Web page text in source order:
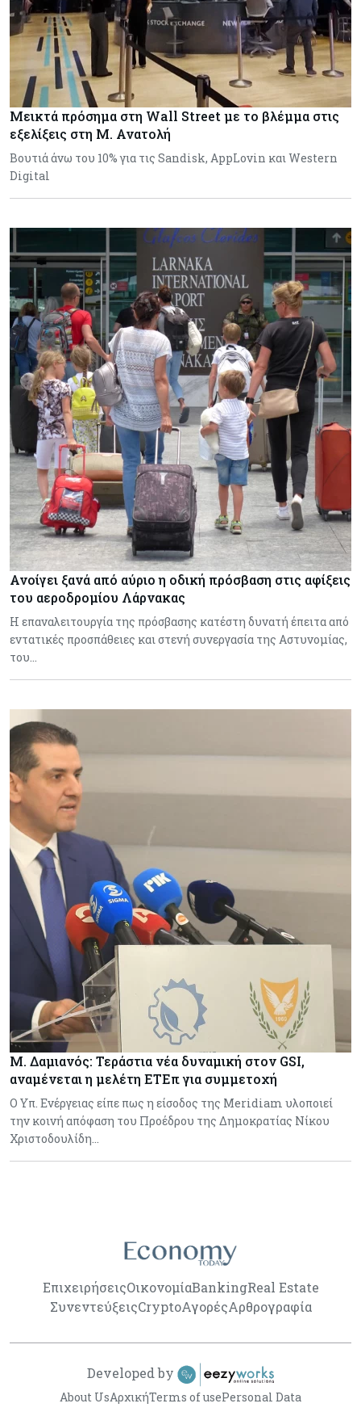
Μεικτά πρόσημα στη Wall Street με το βλέμμα στις
εξελίξεις στη Μ. Ανατολή
Βουτιά άνω του 10% για τις Sandisk, AppLovin και Western
Digital
Ανοίγει ξανά από αύριο η οδική πρόσβαση στις αφίξεις
του αεροδρομίου Λάρνακας
Η επαναλειτουργία της πρόσβασης κατέστη δυνατή έπειτα από
εντατικές προσπάθειες και στενή συνεργασία της Αστυνομίας,
του…
Μ. Δαμιανός: Τεράστια νέα δυναμική στον GSI,
αναμένεται η μελέτη ΕΤΕπ για συμμετοχή
Ο Υπ. Ενέργειας είπε πως η είσοδος της Meridiam υλοποιεί
την κοινή απόφαση του Προέδρου της Δημοκρατίας Νίκου
Χριστοδουλίδη…
ΕπιχειρήσειςΟικονομίαBankingReal Estate
ΣυνεντεύξειςCryptoΑγορέςΑρθρογραφία
About UsΑρχικήTerms of usePersonal Data
Developed by